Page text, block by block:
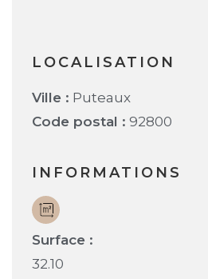
LOCALISATION
Ville : Puteaux
Code postal : 92800
INFORMATIONS
Surface :
32.10